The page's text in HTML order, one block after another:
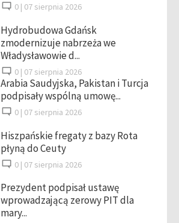
0 | 07 sierpnia 2026
Hydrobudowa Gdańsk
zmodernizuje nabrzeża we
Władysławowie d...
0 | 07 sierpnia 2026
Arabia Saudyjska, Pakistan i Turcja
podpisały wspólną umowę...
0 | 07 sierpnia 2026
Hiszpańskie fregaty z bazy Rota
płyną do Ceuty
0 | 07 sierpnia 2026
Prezydent podpisał ustawę
wprowadzającą zerowy PIT dla
mary...